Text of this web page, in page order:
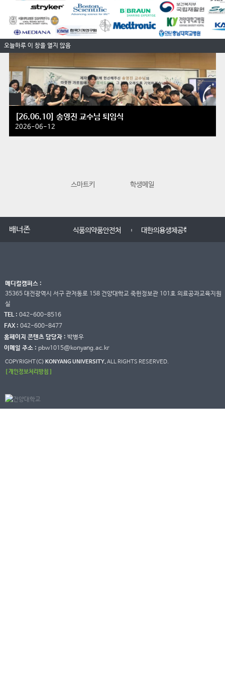
[26.06.10] 송영진 교수님 퇴임식
2026-06-12
스마트키 학생메일
배너존 식품의약품안전처 대한의용생체공학회
메디컬캠퍼스 :
35365 대전광역시 서구 관저동로 158 건양대학교 죽헌정보관 101호 의료공과교육지원
실
TEL : 042-600-8516
FAX : 042-600-8477
홈페이지 콘텐츠 담당자 : 박병우
이메일 주소 : pbw1015@konyang.ac.kr
COPYRIGHT(C) KONYANG UNIVERSITY.ALL RIGHTS RESERVED.
[ 개인정보처리방침 ]
오늘하루 이 창을 열지 않음